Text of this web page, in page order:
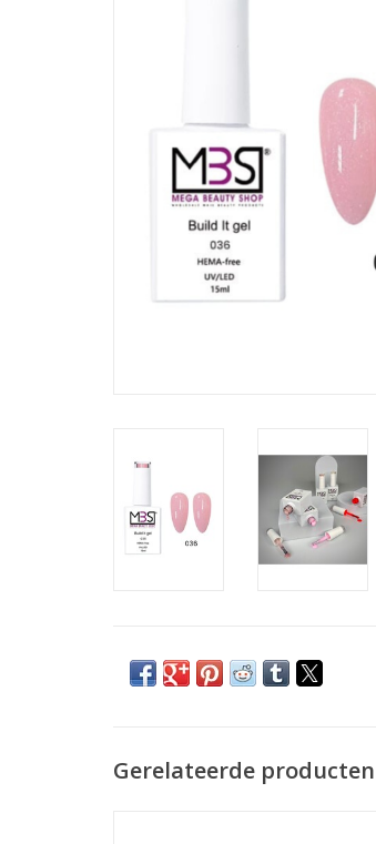
Gerelateerde producten